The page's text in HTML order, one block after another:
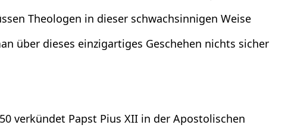
Theologen in dieser schwachsinnigen Weise
über dieses einzigartiges Geschehen nichts sicher
verkündet Papst Pius XII in der Apostolischen